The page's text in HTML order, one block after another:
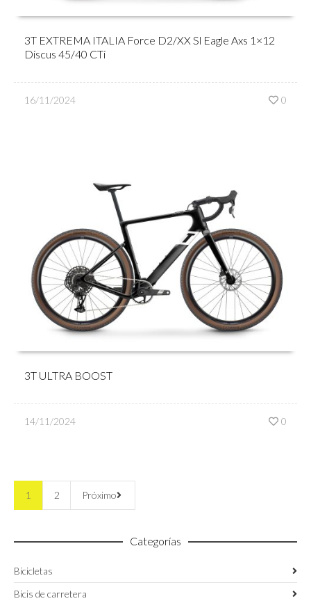
3T EXTREMA ITALIA Force D2/XX Sl Eagle Axs 1×12
Discus 45/40 CTi
16/11/2024 0
3T ULTRA BOOST
14/11/2024 0
1 2 Próximo
Categorías
Bicicletas
Bicis de carretera